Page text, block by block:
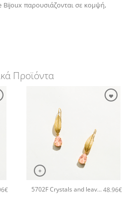
Bijoux παρουσιάζονται σε κομψή,
Προϊόντα
€
+
5702F Crystals and leaves small χειροποίητα σκουλαρίκια Catherine bijoux Πορτοκαλί48.96€